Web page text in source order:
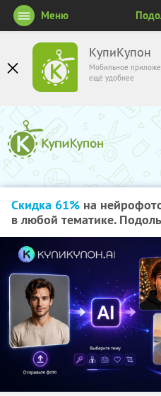
КупиКупон
Мобильное
ещё удобнее
Меню
Скидка 61% на
в любой тематике.